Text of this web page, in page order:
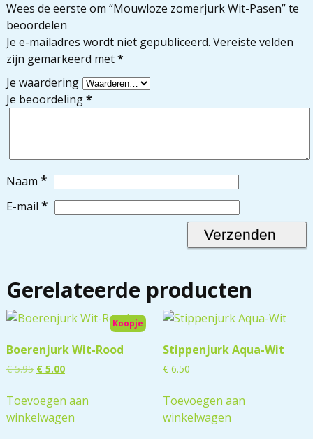
Wees de eerste om “Mouwloze zomerjurk Wit-Pasen” te
beoordelen
Je e-mailadres wordt niet gepubliceerd. Vereiste velden
zijn gemarkeerd met*
Je waardering
Je beoordeling*
Naam *
E-mail *
Gerelateerde producten
Koopje
Boerenjurk Wit-Rood
€5.95 €5.00
Toevoegen aan
winkelwagen
Stippenjurk Aqua-Wit
€6.50
Toevoegen aan
winkelwagen